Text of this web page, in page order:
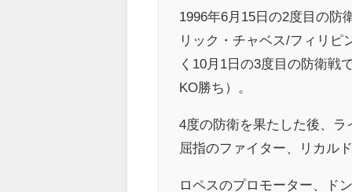
1996年6月15日の2度目の防
リック・チャベス/フィリピ
く10月1日の3度目の防衛戦
KO勝ち）。
4度の防衛を果たした後、
屈指のファイター、リカル
ロペスのプロモーター、ド